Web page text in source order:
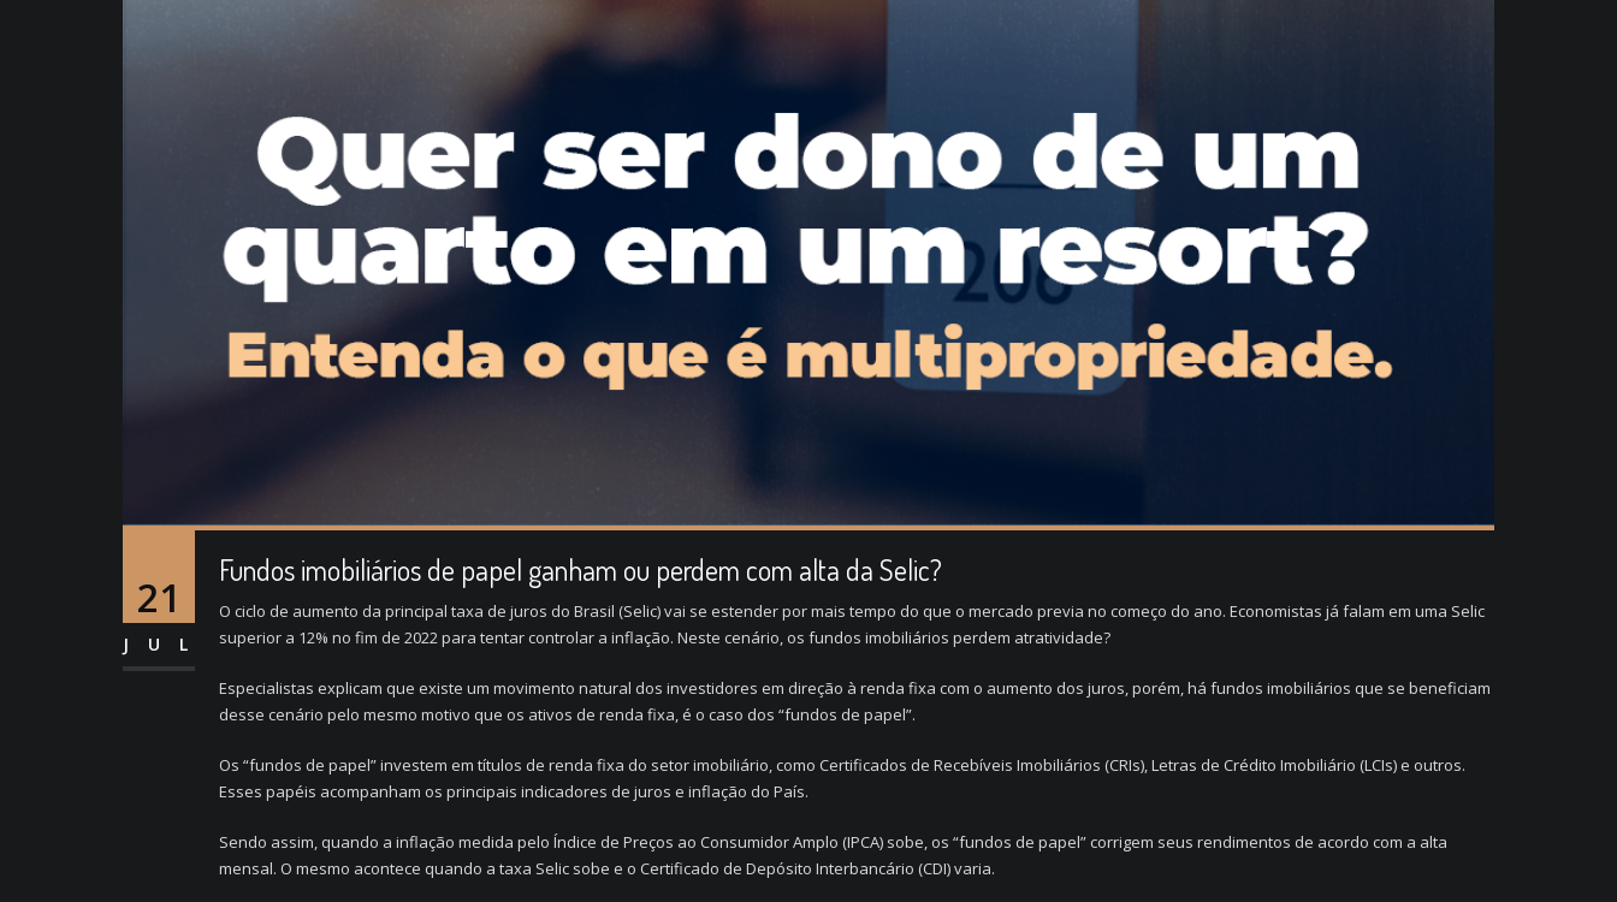
21
JUL
Fundos imobiliários de papel ganham ou perdem com alta da Selic?
O ciclo de aumento da principal taxa de juros do Brasil (Selic) vai se estender por mais tempo do que o mercado previa no começo do ano. Economistas já falam em uma Selic
superior a 12% no fim de 2022 para tentar controlar a inflação. Neste cenário, os fundos imobiliários perdem atratividade?
Especialistas explicam que existe um movimento natural dos investidores em direção à renda fixa com o aumento dos juros, porém, há fundos imobiliários que se beneficiam
desse cenário pelo mesmo motivo que os ativos de renda fixa, é o caso dos “fundos de papel”.
Os “fundos de papel” investem em títulos de renda fixa do setor imobiliário, como Certificados de Recebíveis Imobiliários (CRIs), Letras de Crédito Imobiliário (LCIs) e outros.
Esses papéis acompanham os principais indicadores de juros e inflação do País.
Sendo assim, quando a inflação medida pelo Índice de Preços ao Consumidor Amplo (IPCA) sobe, os “fundos de papel” corrigem seus rendimentos de acordo com a alta
mensal. O mesmo acontece quando a taxa Selic sobe e o Certificado de Depósito Interbancário (CDI) varia.